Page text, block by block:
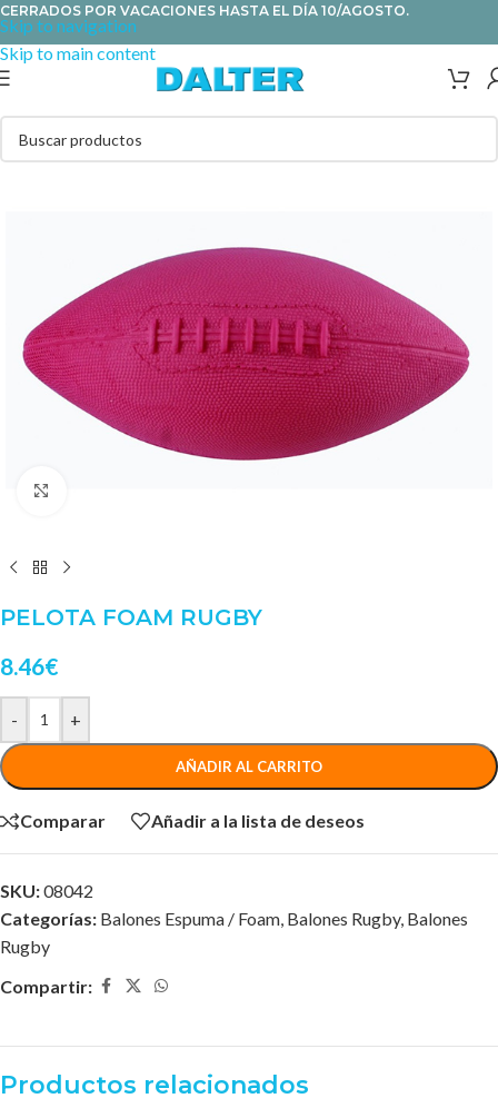
Skip to navigation
Skip to main content
CERRADOS POR VACACIONES HASTA EL DÍA 10/AGOSTO.
PELOTA FOAM RUGBY
8.46€
- +
AÑADIR AL CARRITO
Comparar Añadir a la lista de deseos
SKU:08042
Categorías: Balones Espuma / Foam Balones Rugby, Balones
Rugby
Compartir:
Productos relacionados